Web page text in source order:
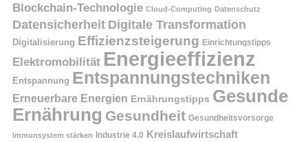
Blockchain-Technologie Cloud-Computing Datenschutz
Datensicherheit Digitale Transformation
Digitalisierung Effizienzsteigerung Einrichtungstipps
Elektromobilität Energieeffizienz
Entspannung Entspannungstechniken
Erneuerbare Energien Ernährungstipps Gesunde
Ernährung Gesundheit Gesundheitsvorsorge
Immunsystem stärken Industrie 4.0 Kreislaufwirtschaft